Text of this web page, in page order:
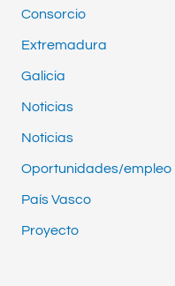
Consorcio
Extremadura
Galicia
Noticias
Noticias
Oportunidades/empleo
País Vasco
Proyecto